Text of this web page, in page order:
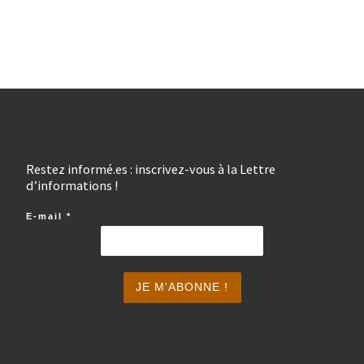
Restez informé.es : inscrivez-vous à la Lettre
d’informations !
E-mail *